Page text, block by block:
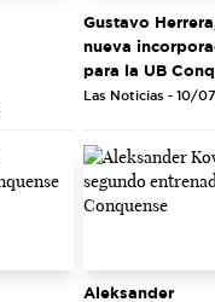
Gustavo
nueva
para la UB
Las Noticias - 10/
Aleksander